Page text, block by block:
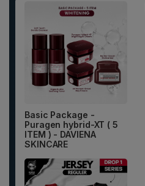
Basic Package -
Puragen hybrid-XT ( 5
ITEM ) - DAVIENA
SKINCARE